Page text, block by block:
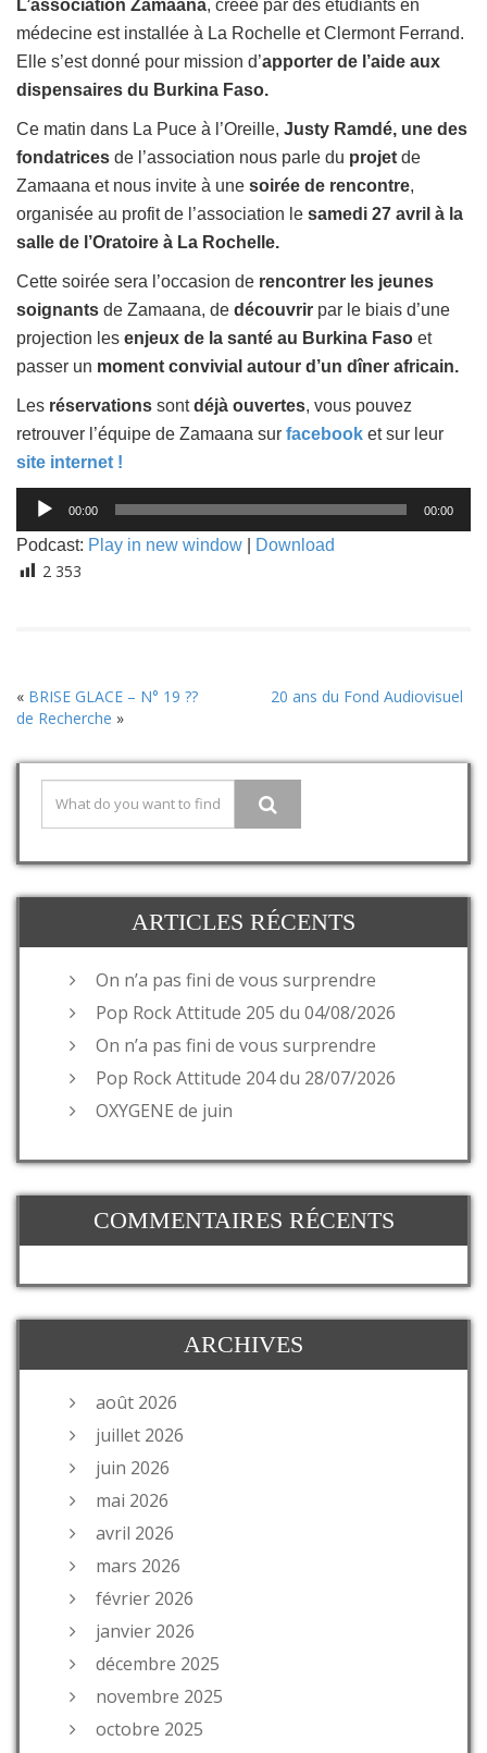
L’association Zamaana, créée par des étudiants en
médecine est installée à La Rochelle et Clermont Ferrand.
Elle s’est donné pour mission d’apporter de l’aide aux
dispensaires du Burkina Faso.
Ce matin dans La Puce à l’Oreille, Justy Ramdé, une des
fondatrices de l’association nous parle du projet de
Zamaana et nous invite à une soirée de rencontre,
organisée au profit de l’association le samedi 27 avril à la
salle de l’Oratoire à La Rochelle.
Cette soirée sera l’occasion de rencontrer les jeunes
soignants de Zamaana, de découvrir par le biais d’une
projection les enjeux de la santé au Burkina Faso et
passer un moment convivial autour d’un dîner africain.
Les réservations sontdéjà ouvertes, vous pouvez
retrouver l’équipe de Zamaana sur facebook et sur leur
site internet !
Lecteur
audio
00:00 00:00
Podcast: Play in new window Download
2 353
« BRISE GLACE – N° 19 ??
20 ans du Fond Audiovisuel
de Recherche »
ARTICLES RÉCENTS
On n’a pas fini de vous surprendre
Pop Rock Attitude 205 du 04/08/2026
On n’a pas fini de vous surprendre
Pop Rock Attitude 204 du 28/07/2026
OXYGENE de juin
COMMENTAIRES RÉCENTS
ARCHIVES
août 2026
juillet 2026
juin 2026
mai 2026
avril 2026
mars 2026
février 2026
janvier 2026
décembre 2025
novembre 2025
octobre 2025